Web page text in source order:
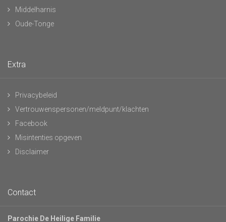
Middelharnis
Oude-Tonge
Extra
Privacybeleid
Vertrouwenspersonen/meldpunt/klachten
Facebook
Misintenties opgeven
Disclaimer
Contact
Parochie De Heilige Familie